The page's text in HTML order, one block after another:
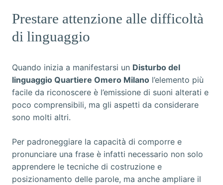
Prestare attenzione alle difficoltà
di linguaggio
Quando inizia a manifestarsi un Disturbo del
linguaggio Quartiere Omero Milano l’elemento più
facile da riconoscere è l’emissione di suoni alterati e
poco comprensibili, ma gli aspetti da considerare
sono molti altri.
Per padroneggiare la capacità di comporre e
pronunciare una frase è infatti necessario non solo
apprendere le tecniche di costruzione e
posizionamento delle parole, ma anche ampliare il